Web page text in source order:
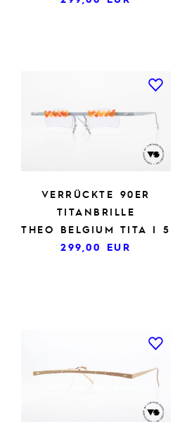
VERRÜCKTE 90ER
TITANBRILLE
THEO BELGIUM TITA I 5
299,00 EUR